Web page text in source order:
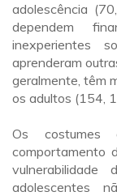
adolescência
dependem
inexperientes
aprenderam
geralmente, têm
os adultos (154,
Os
comportamento
adolescentes